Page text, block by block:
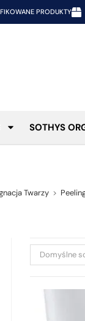
PRODUKTY
SOTHYS
Twarzy >
Domyślne